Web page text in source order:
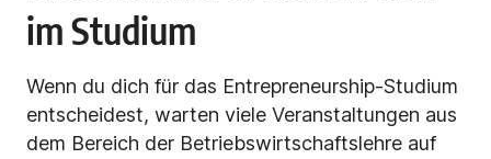
im Studium
Wenn du dich für das Entrepreneurship-Studium
entscheidest, warten viele Veranstaltungen aus
dem Bereich der Betriebswirtschaftslehre auf